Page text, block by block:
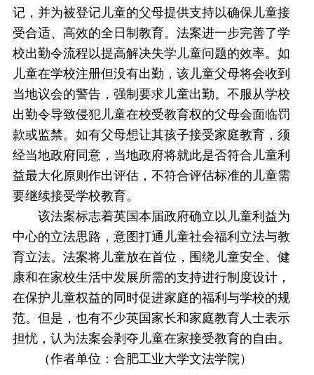
记，并为被登记儿童的父母提供支持以确保儿童接
受合适、高效的全日制教育。法案进一步完善了学
校出勤令流程以提高解决失学儿童问题的效率。如
儿童在学校注册但没有出勤，该儿童父母将会收到
当地议会的警告，强制要求儿童出勤。不服从学校
出勤令导致侵犯儿童在校受教育权的父母会面临罚
款或监禁。如有父母想让其孩子接受家庭教育，须
经当地政府同意，当地政府将就此是否符合儿童利
益最大化原则作出评估，不符合评估标准的儿童需
要继续接受学校教育。
该法案标志着英国本届政府确立以儿童利益为
中心的立法思路，意图打通儿童社会福利立法与教
育立法。法案将儿童放在首位，围绕儿童安全、健
康和在家校生活中发展所需的支持进行制度设计，
在保护儿童权益的同时促进家庭的福利与学校的规
范。但是，也有不少英国家长和家庭教育人士表示
担忧，认为法案会剥夺儿童在家接受教育的自由。
（作者单位：合肥工业大学文法学院）